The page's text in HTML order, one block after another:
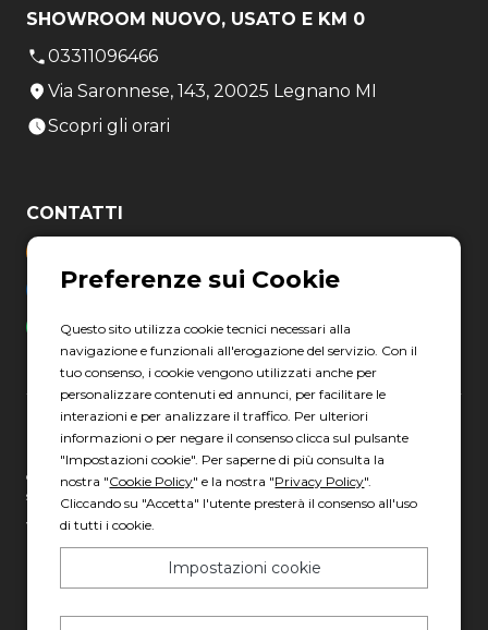
SHOWROOM NUOVO, USATO E KM 0
03311096466
Via Saronnese, 143, 20025 Legnano MI
Scopri gli orari
CONTATTI
helpdesk@erreti-auto.com
+39 3759741045
Erreti Auto S.p.A. Società soggetta ad attività di direzione e
coordinamento ai sensi degli art. 2497 e 2497-bis c.c. da parte della
società Gruppo Italia Vendita Auto S.p.A. C.F. 13007321006
Via Giovanni Nicotera, 29 - 00195 Roma
PEC: erretiauto@legalmail.it
Questo sito utilizza cookie tecnici necessari alla
navigazione e funzionali all'erogazione del servizio. Con il
tuo consenso, i cookie vengono utilizzati anche per
personalizzare contenuti ed annunci, per facilitare le
interazioni e per analizzare il traffico. Per ulteriori
informazioni o per negare il consenso clicca sul pulsante
"Impostazioni cookie". Per saperne di più consulta la
nostra "Cookie Policy" e la nostra "Privacy Policy".
Cliccando su "Accetta" l'utente presterà il consenso all'uso
di tutti i cookie.
Impostazioni cookie